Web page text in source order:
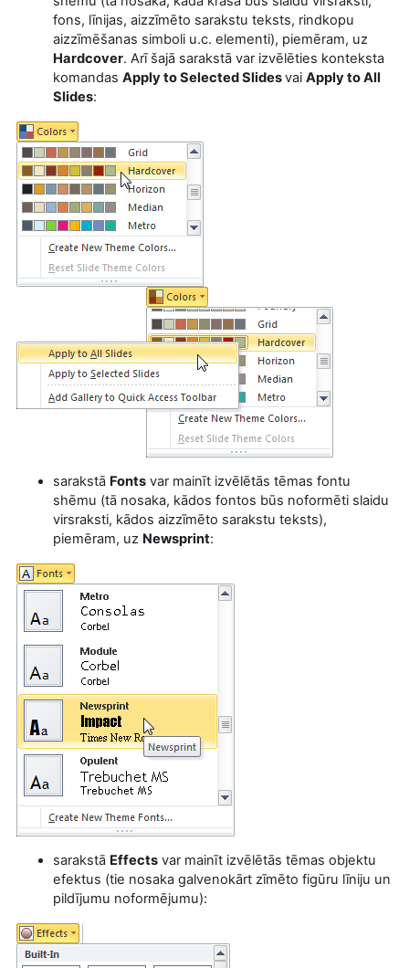
fons, līnijas, aizzīmēto sarakstu teksts, rindkopu
aizzīmēšanas simboli u.c. elementi), piemēram, uz
Hardcover. Arī šajā sarakstā var izvēlēties konteksta
komandas Apply to Selected Slidesvai Apply to All
Slides:
sarakstā Fonts var mainīt izvēlētās tēmas fontu
shēmu (tā nosaka, kādos fontos būs noformēti slaidu
virsraksti, kādos aizzīmēto sarakstu teksts),
piemēram, uz Newsprint:
sarakstā Effects var mainīt izvēlētās tēmas objektu
efektus (tie nosaka galvenokārt zīmēto figūru līniju un
pildījumu noformējumu):